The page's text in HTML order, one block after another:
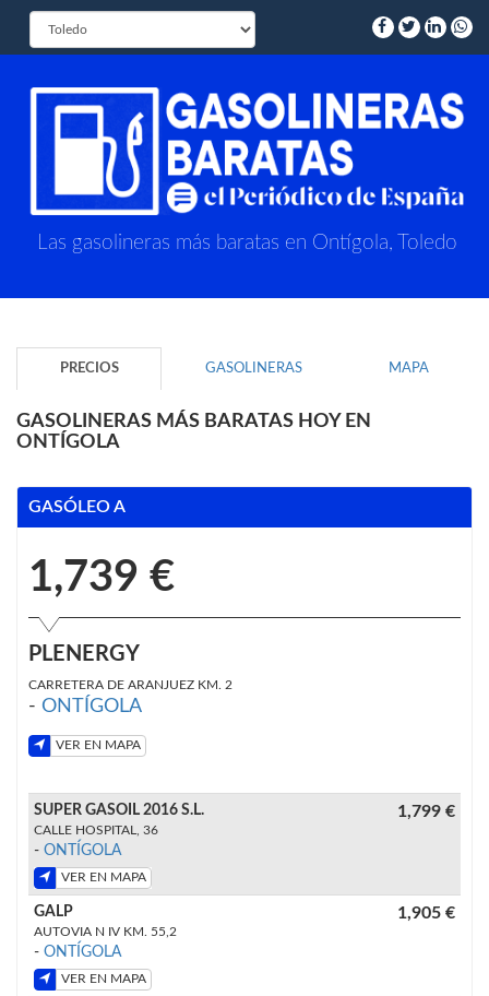
Las gasolineras más baratas en Ontígola, Toledo
PRECIOS GASOLINERAS MAPA
GASOLINERAS MÁS BARATAS HOY EN
ONTÍGOLA
GASÓLEO A
1,739 €
PLENERGY
CARRETERA DE ARANJUEZ KM. 2
- ONTÍGOLA
VER EN MAPA
SUPER GASOIL 2016 S.L.
CALLE HOSPITAL, 36
- ONTÍGOLA
VER EN MAPA
1,799 €
GALP
AUTOVIA N IV KM. 55,2
- ONTÍGOLA
VER EN MAPA
1,905 €